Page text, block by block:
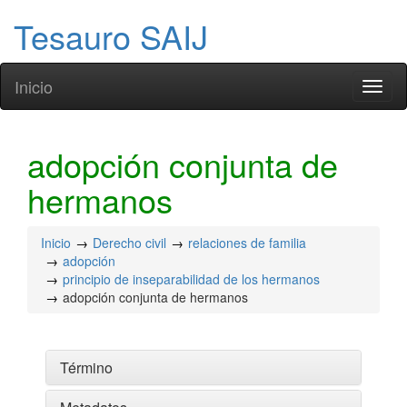
Tesauro SAIJ
Inicio
adopción conjunta de
hermanos
Inicio Derecho civil
relaciones de familia
adopción
principio de inseparabilidad de los hermanos
adopción conjunta de hermanos
Término